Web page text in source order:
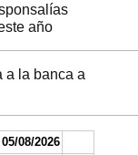
año
a la banca a
05/08/2026